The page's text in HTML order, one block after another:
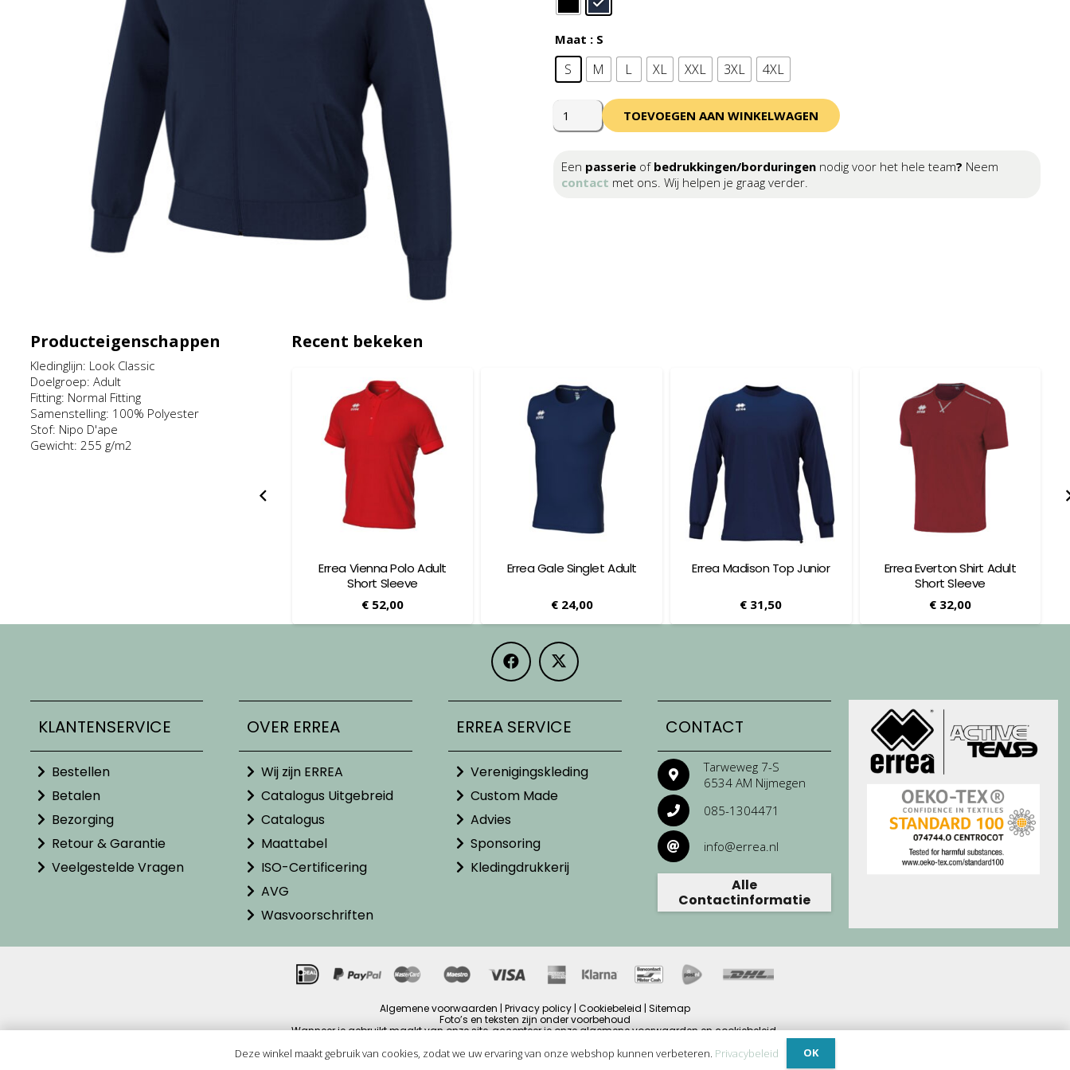
Maat : S
S M L XL XXL 3XL 4XL
Markus
Adult
aantal
TOEVOEGEN AAN WINKELWAGEN
Een passerieof bedrukkingen/borduringennodig voor het hele team? Neem
contact met ons. Wij helpen je graag verder.
Producteigenschappen
Kledinglijn: Look Classic
Doelgroep: Adult
Fitting: Normal Fitting
Samenstelling: 100% Polyester
Stof: Nipo D'ape
Gewicht: 255 g/m2
Recent bekeken
Errea Vienna Polo Adult
Short Sleeve
€ 52,00
Errea Gale Singlet Adult
€24,00
Errea Madison Top Junior
€ 31,50
Errea Everton Shirt Adult
Short Sleeve
€32,00
KLANTENSERVICE
Bestellen
Betalen
Bezorging
Retour & Garantie
Veelgestelde Vragen
OVER ERREA
Wij zijn ERREA
Catalogus Uitgebreid
Catalogus
Maattabel
ISO-Certificering
AVG
Wasvoorschriften
ERREA SERVICE
Verenigingskleding
Custom Made
Advies
Sponsoring
Kledingdrukkerij
CONTACT
Tarweweg 7-S
6534 AM Nijmegen
085-1304471
info@errea.nl
Alle
Contactinformatie
Algemene voorwaarden | Privacy policy | Cookiebeleid | Sitemap
Foto’s en teksten zijn onder voorbehoud
Wanneer je gebruikt maakt van onze site, accepteer je onze algemene voorwaarden en cookiebeleid.
Copyright © 2025
Deze winkel maakt gebruik van cookies, zodat we uw ervaring van onze webshop kunnen verbeteren. Privacybeleid OK